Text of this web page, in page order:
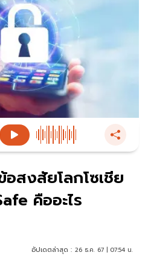
สงสัยโลกโซเชีย
คืออะไร
อัปเดตล่าสุด : 26 ธ.ค. 67 | 07:54 น.